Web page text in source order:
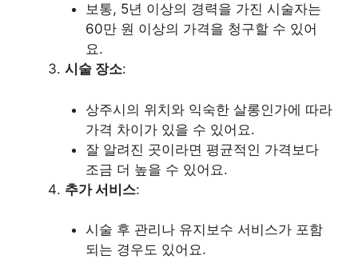
보통, 5년 이상의 경력을 가진 시술자는
60만 원 이상의 가격을 청구할 수 있어
요.
시술 장소:
상주시의 위치와 익숙한 살롱인가에 따라
가격 차이가 있을 수 있어요.
잘 알려진 곳이라면 평균적인 가격보다
조금 더 높을 수 있어요.
추가 서비스:
시술 후 관리나 유지보수 서비스가 포함
되는 경우도 있어요.